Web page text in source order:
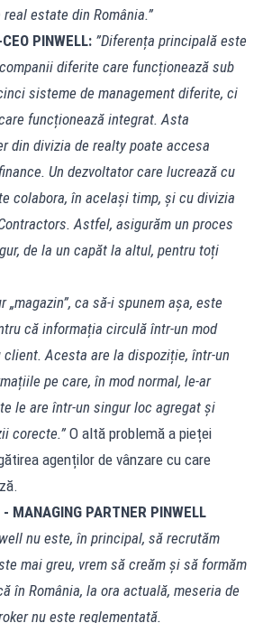
estate din România.”
PINWELL: ”Diferența principală este
diferite care funcționează sub
sisteme de management diferite, ci
funcționează integrat. Asta
din divizia de realty poate accesa
Un dezvoltator care lucrează cu
colabora, în același timp, și cu divizia
Astfel, asigurăm un proces
de la un capăt la altul, pentru toți
„magazin”, ca să-i spunem așa, este
că informația circulă într-un mod
Acesta are la dispoziție, într-un
pe care, în mod normal, le-ar
le are într-un singur loc agregat și
corecte.”O altă problemă a pieței
agenților de vânzare cu care
PARTNER PINWELL
nu este, în principal, să recrutăm
mai greu, vrem să creăm și să formăm
în România, la ora actuală, meseria de
nu este reglementată.